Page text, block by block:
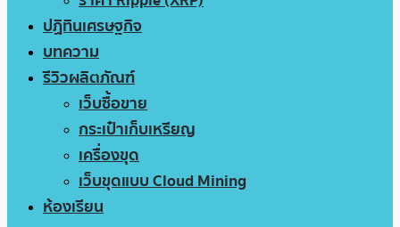
ปฏิทินเศรษฐกิจ
บทความ
รีวิวผลิตภัณฑ์
เว็บซื้อขาย
กระเป๋าเก็บเหรียญ
เครื่องขุด
เว็บขุดแบบ Cloud Mining
ห้องเรียน